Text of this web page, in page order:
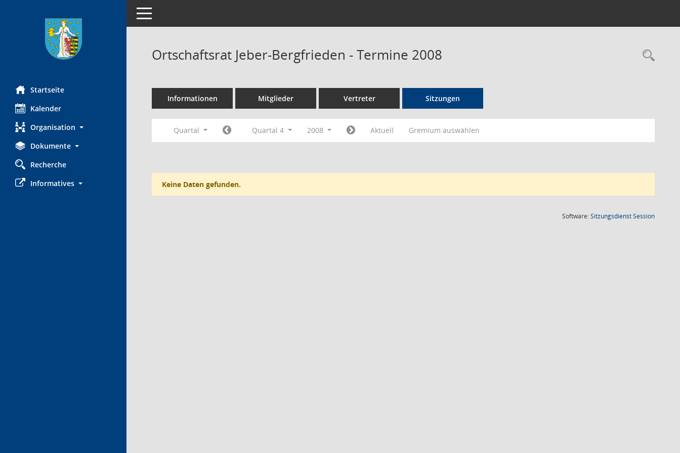
Startseite
Kalender
Organisation
Dokumente
Recherche
Informatives
Toggle navigation
Ortschaftsrat Jeber-Bergfrieden - Termine 2008
Informationen Mitglieder Vertreter Sitzungen
Quartal Quartal 4 2008 Aktuell Gremium auswählen
Keine Daten gefunden.
Software:SitzungsdienstSession(Wird in